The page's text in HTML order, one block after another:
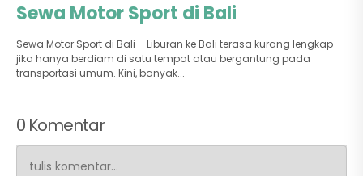
Sewa Motor Sport di Bali
Sewa Motor Sport di Bali – Liburan ke Bali terasa kurang lengkap
jika hanya berdiam di satu tempat atau bergantung pada
transportasi umum. Kini, banyak...
0 Komentar